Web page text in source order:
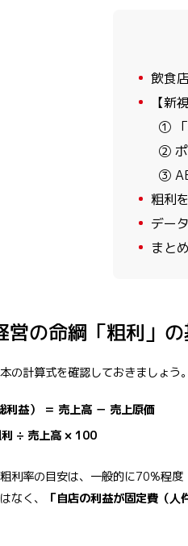
1 飲食
2
【新
① 「
② ポ
③
3 粗利
4 デー
5 まと
営の命綱「粗利」
の計算式を確認しておきましょう。
利益） ＝ 売上高 － 売上原価
利 ÷ 売上高 × 100
利率の目安は、一般的に70%程
なく、
「自店の利益が固定費（